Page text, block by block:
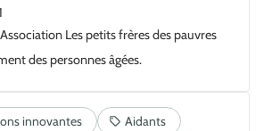
Les petits frères des pauvres
des personnes âgées.